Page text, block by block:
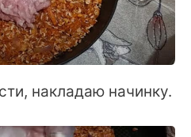
накладаю начинку.